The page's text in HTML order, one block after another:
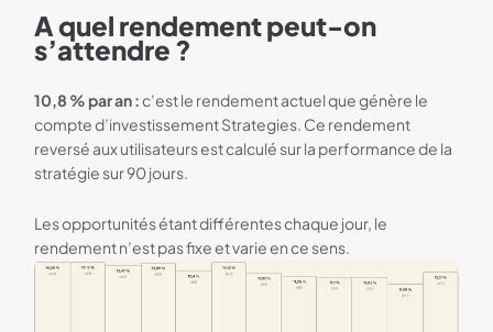
A quel rendement peut-on
s’attendre ?
10,8 % par an :c’est le rendement actuel que génère le
compte d’investissement Strategies. Ce rendement
reversé aux utilisateurs est calculé sur la performance de la
stratégie sur 90 jours.
Les opportunités étant différentes chaque jour, le
rendement n’est pas fixe et varie en ce sens.